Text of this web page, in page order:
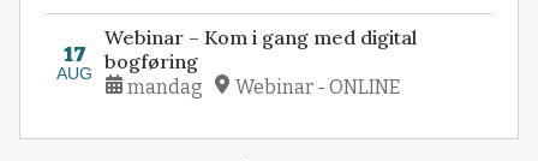
17
AUG
Webinar – Kom i gang med digital
bogføring
mandag Webinar - ONLINE